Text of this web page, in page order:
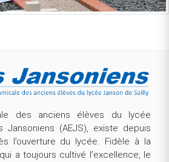
des anciens élèves du lycée
Jansoniens (AEJS), existe depuis
l’ouverture du lycée. Fidèle à la
a toujours cultivé l’excellence, le